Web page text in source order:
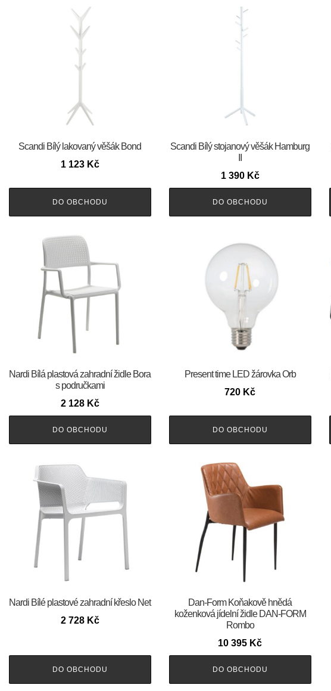
Scandi Bílý lakovaný věšák Bond
1 123 Kč
DO OBCHODU
Scandi Bílý stojanový věšák Hamburg
1 390 Kč
DO OBCHODU
Nardi Bílá plastová zahradní židle Bora
s područkami
2 128 Kč
DO OBCHODU
Present time LED žárovka Orb
720 Kč
DO OBCHODU
Nardi Bílé plastové zahradní křeslo Net
2 728 Kč
DO OBCHODU
​​​​​Dan-Form Koňakově hnědá
koženková jídelní židle DAN-FORM
Rombo
10 395 Kč
DO OBCHODU